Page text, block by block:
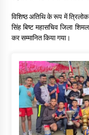
विशिष्ठ अतिथि के रूप में
सिंह बिष्ट महासचिव जिला
कर सम्मानित किया गया।